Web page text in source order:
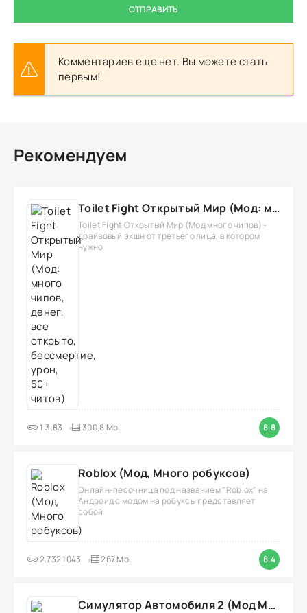
ОТПРАВИТЬ
Комментариев еще нет. Вы можете стать
первым!
Рекомендуем
Toilet Fight Открытый Мир (Мод: много чипов, денег, все открыто, бессмертие, урон, 50+ читов)
Toilet Fight Открытый Мир (Мод много чипов) -
драйвовый экшн от третьего лица, в котором
нужно
1.3.83 300,8 Mb 8.8
Roblox (Мод, Много робуксов)
Онлайн-песочница под названием "Roblox" на
Андроид с модом на робуксы представляет
собой
2.732.1043 267 Mb 8.4
Симулятор Автомобиля 2 (Мод Много денег/Всё открыто)